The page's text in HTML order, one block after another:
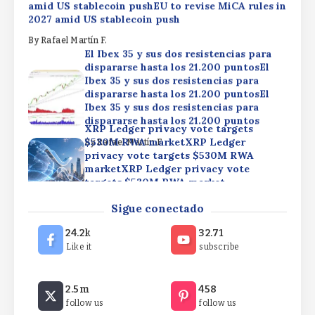
amid US stablecoin pushEU to revise MiCA rules in
2027 amid US stablecoin push
By Rafael Martín F.
El Ibex 35 y sus dos resistencias para
dispararse hasta los 21.200 puntosEl
Ibex 35 y sus dos resistencias para
dispararse hasta los 21.200 puntosEl
Ibex 35 y sus dos resistencias para
dispararse hasta los 21.200 puntos
By Rafael Martín F.
XRP Ledger privacy vote targets
$530M RWA marketXRP Ledger
privacy vote targets $530M RWA
marketXRP Ledger privacy vote
targets $530M RWA market
Rafael Martín F.
EU to revise MiCA rules in 2027 amid US
stablecoin pushEU to revise MiCA rules in 2027
amid US stablecoin pushEU to revise MiCA rules in
2027 amid US stablecoin push
El Ibex 35 y sus dos resistencias para
dispararse hasta los 21.200 puntosEl
Ibex 35 y sus dos resistencias para
Sigue conectado
24.2k
Like it
32.71
subscribe
2.5m
follow us
458
follow us